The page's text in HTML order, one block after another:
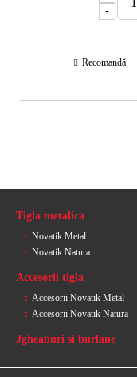
-
Recomandă
Tigla metalica
Novatik Metal
Novatik Natura
Accesorii tigla
Accesorii Novatik Metal
Accesorii Novatik Natura
Jgheaburi si burlane